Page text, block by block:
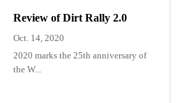
Review of Dirt Rally 2.0
Oct. 14, 2020
2020 marks the 25th anniversary of
the W...